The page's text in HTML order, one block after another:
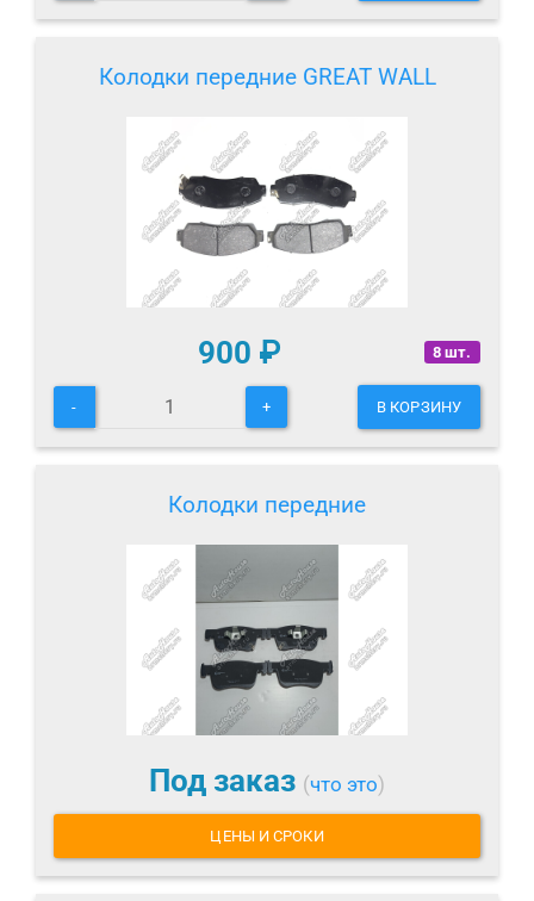
Колодки передние GREAT WALL
8 шт.
900 ₽
- + В КОРЗИНУ
Колодки передние
Под заказ (что это)
ЦЕНЫ И СРОКИ